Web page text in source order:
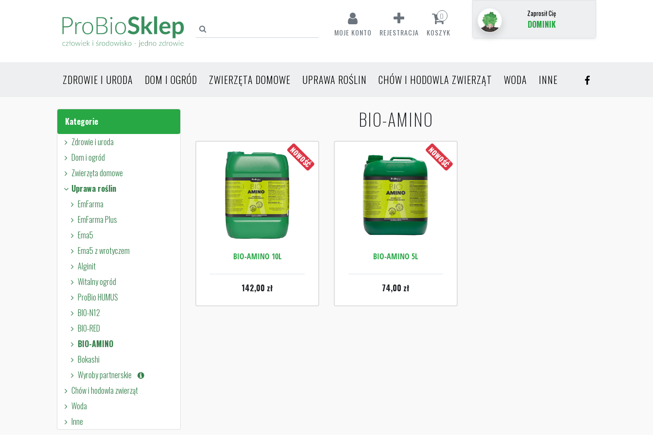
MOJE KONTO REJESTRACJA KOSZYK
0 Zaprosił Cię
DOMINIK
ZDROWIE I URODA DOM I OGRÓD ZWIERZĘTA DOMOWE UPRAWA ROŚLIN CHÓW I HODOWLA ZWIERZĄT WODA INNE
Kategorie
Zdrowie i uroda
Dom i ogród
Zwierzęta domowe
Uprawa roślin
EmFarma
EmFarma Plus
Ema5
Ema5 z wrotyczem
Alginit
Witalny ogród
ProBio HUMUS
BIO-N12
BIO-RED
BIO-AMINO
Bokashi
Wyroby partnerskie
Chów i hodowla zwierząt
Woda
Inne
BIO-AMINO
NOWOŚĆ
BIO-AMINO 10L
142,00 zł
NOWOŚĆ
BIO-AMINO 5L
74,00 zł